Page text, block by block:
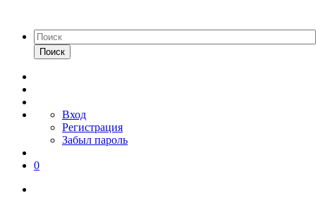
Поиск
Вход
Регистрация
Забыл пароль
0